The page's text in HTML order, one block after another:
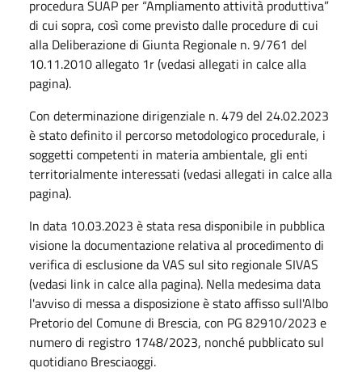
procedura SUAP per “Ampliamento attività produttiva”
di cui sopra, così come previsto dalle procedure di cui
alla Deliberazione di Giunta Regionale n. 9/761 del
10.11.2010 allegato 1r (vedasi allegati in calce alla
pagina).
Con determinazione dirigenziale n. 479 del 24.02.2023
è stato definito il percorso metodologico procedurale, i
soggetti competenti in materia ambientale, gli enti
territorialmente interessati (vedasi allegati in calce alla
pagina).
In data 10.03.2023 è stata resa disponibile in pubblica
visione la documentazione relativa al procedimento di
verifica di esclusione da VAS sul sito regionale SIVAS
(vedasi link in calce alla pagina). Nella medesima data
l'avviso di messa a disposizione è stato affisso sull'Albo
Pretorio del Comune di Brescia, con PG 82910/2023 e
numero di registro 1748/2023, nonché pubblicato sul
quotidiano Bresciaoggi.